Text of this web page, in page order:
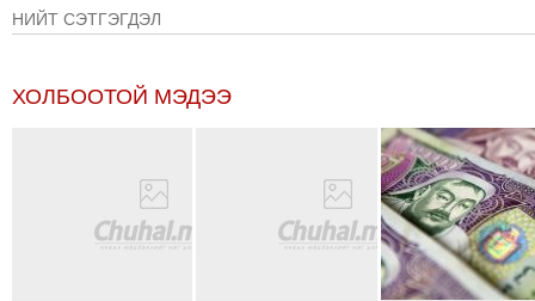
НИЙТ СЭТГЭГДЭЛ
ХОЛБООТОЙ МЭДЭЭ